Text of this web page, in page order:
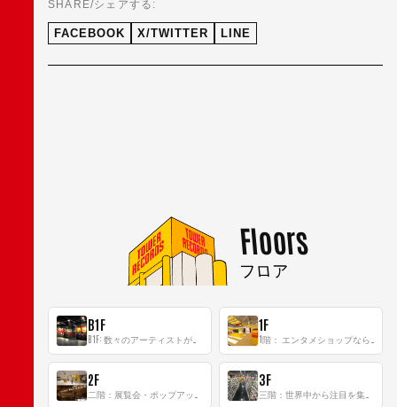
SHARE/シェアする:
FACEBOOK X/TWITTER LINE
Floors
フロア
B1F 1F
2F 3F